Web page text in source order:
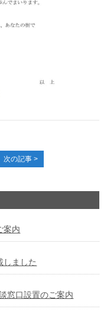
方針
次の記事 >
案内
しました
窓口設置のご案内